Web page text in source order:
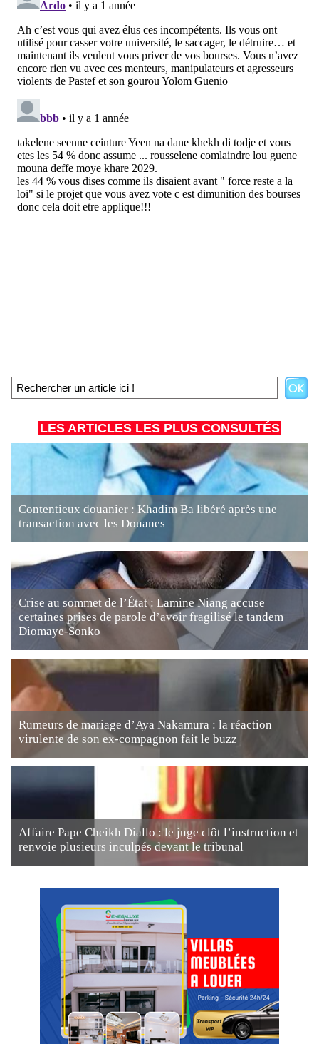
LES ARTICLES LES PLUS CONSULTÉS
Contentieux douanier : Khadim Ba libéré après une
transaction avec les Douanes
Crise au sommet de l’État : Lamine Niang accuse
certaines prises de parole d’avoir fragilisé le tandem
Diomaye-Sonko
Rumeurs de mariage d’Aya Nakamura : la réaction
virulente de son ex-compagnon fait le buzz
Affaire Pape Cheikh Diallo : le juge clôt l’instruction et
renvoie plusieurs inculpés devant le tribunal